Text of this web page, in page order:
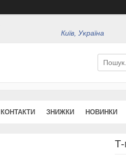
Київ, Україна
КОНТАКТИ ЗНИЖКИ НОВИНКИ
Т-